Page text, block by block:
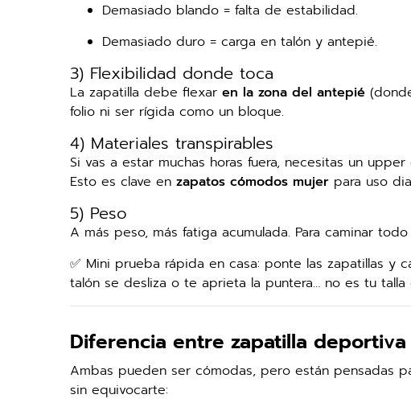
Demasiado blando = falta de estabilidad.
Demasiado duro = carga en talón y antepié.
3) Flexibilidad donde toca
La zapatilla debe flexar en la zona del antepié
folio ni ser rígida como un bloque.
4) Materiales transpirables
Si vas a estar muchas horas fuera, necesitas un
Esto es clave en zapatos cómodos mujer para uso
5) Peso
A más peso, más fatiga acumulada. Para caminar
✅ Mini prueba rápida en casa: ponte las zapatillas y
talón se desliza o te aprieta la puntera… no es tu talla
Diferencia entre zapatilla
Ambas pueden ser cómodas, pero están pensadas
sin equivocarte: